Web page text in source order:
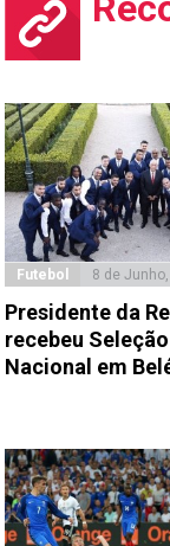
Futebol 8 de
Presidente da
recebeu Seleção
Nacional em